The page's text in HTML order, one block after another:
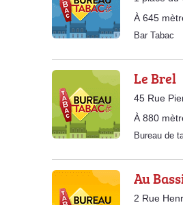
À 645
Bar Tabac
Le Brel
45 Rue
À 880
Bureau de
Au
2 Rue